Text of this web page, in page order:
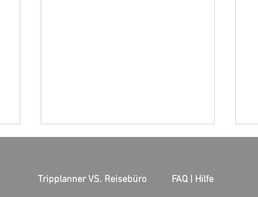
Tripplanner VS. Reisebüro FAQ | Hilfe